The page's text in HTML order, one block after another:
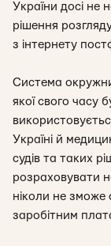
України досі не
рішення
з інтернету
Система
якої свого часу
Україні й
судів та таких
розраховувати
ніколи не зможе
заробітним